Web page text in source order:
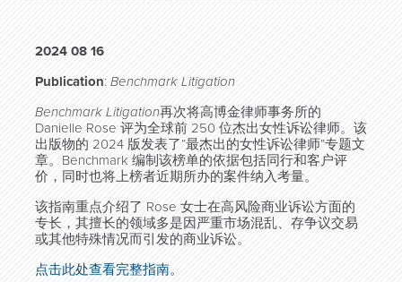
2024 08 16
Publication: Benchmark Litigation
Benchmark Litigation再次将高博金律师事务所的
Danielle Rose 评为全球前 250 位杰出女性诉讼律师。该
出版物的 2024 版发表了“最杰出的女性诉讼律师”专题文
章。Benchmark 编制该榜单的依据包括同行和客户评
价，同时也将上榜者近期所办的案件纳入考量。
该指南重点介绍了 Rose 女士在高风险商业诉讼方面的
专长，其擅长的领域多是因严重市场混乱、存争议交易
或其他特殊情况而引发的商业诉讼。
点击此处查看完整指南。